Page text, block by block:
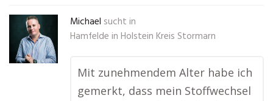
Michael sucht in
Hamfelde in Holstein Kreis Stormarn
Mit zunehmendem Alter habe ich
gemerkt, dass mein Stoffwechsel